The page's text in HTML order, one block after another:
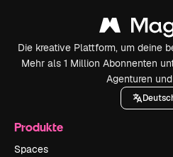
Die kreative Plattform, um deine
Mehr als 1 Million Abonnenten
Agenturen
Produkte
Spaces